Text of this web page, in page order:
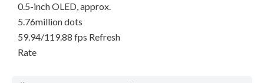
0.5-inch OLED, approx.
5.76million dots
59.94/119.88 fps Refresh
Rate